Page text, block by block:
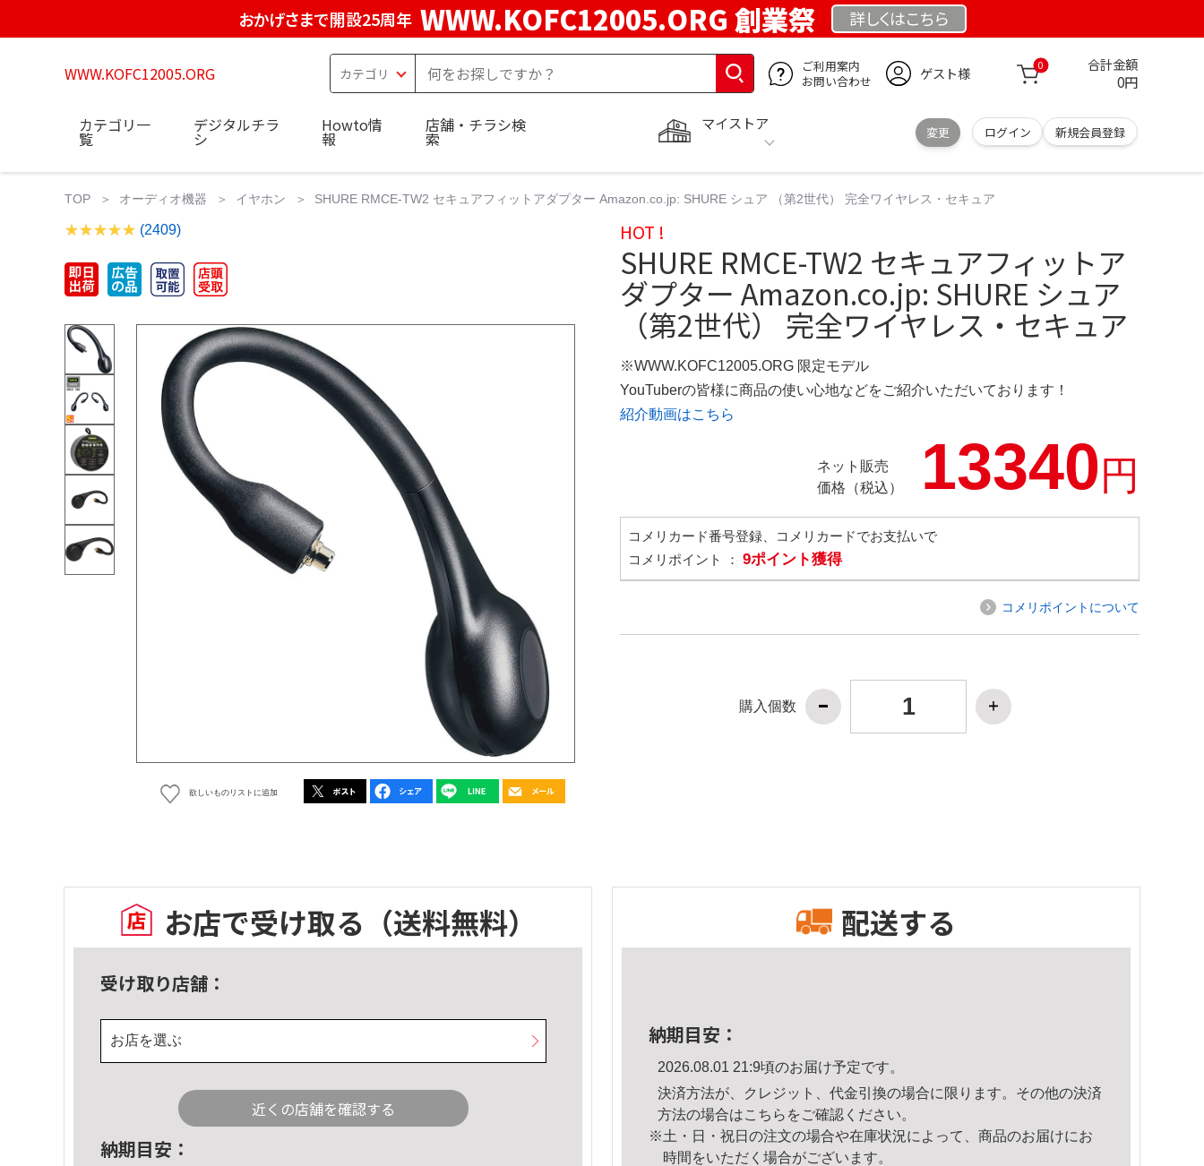
おかげさまで開設25周年 WWW.KOFC12005.ORG 創業祭 詳しくはこちら
WWW.KOFC12005.ORG
ご利用案内
お問い合わせ
ゲスト様 0 合計金額
0円
マイストア
変更 ログイン 新規会員登録
カテゴリ一
覧
デジタルチラ
シ
Howto情
報
店舗・チラシ検
索
TOP オーディオ機器 イヤホン SHURE RMCE-TW2 セキュアフィットアダプター Amazon.co.jp: SHURE シュア （第2世代） 完全ワイヤレス・セキュア
(2409)
欲しいものリストに追加
HOT !
SHURE RMCE-TW2 セキュアフィットア
ダプター Amazon.co.jp: SHURE シュア
（第2世代） 完全ワイヤレス・セキュア
※WWW.KOFC12005.ORG 限定モデル
YouTuberの皆様に商品の使い心地などをご紹介いただいております！
紹介動画はこちら
ネット販売
価格（税込）
13340円
コメリカード番号登録、コメリカードでお支払いで
コメリポイント ： 9ポイント獲得
コメリポイントについて
購入個数
お店で受け取る （送料無料）
受け取り店舗：
お店を選ぶ
近くの店舗を確認する
納期目安：
配送する
納期目安：
2026.08.01 21:9頃のお届け予定です。
決済方法が、クレジット、代金引換の場合に限ります。その他の決済
方法の場合はこちら をご確認ください。
※土・日・祝日の注文の場合や在庫状況によって、商品のお届けにお
時間をいただく場合がございます。